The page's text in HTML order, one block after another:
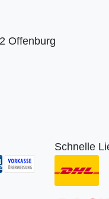
Offenburg
Schnelle